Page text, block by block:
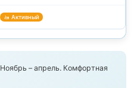
🚤 Активный
Ноябрь – апрель. Комфортная